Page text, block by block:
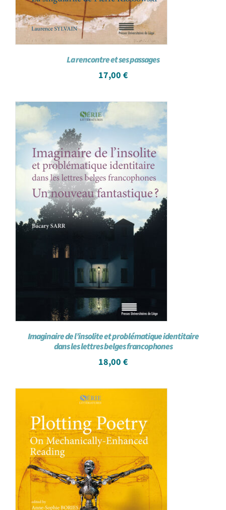
La rencontre et ses passages
17,00 €
Imaginaire de l’insolite et problématique identitaire
dans les lettres belges francophones
18,00 €